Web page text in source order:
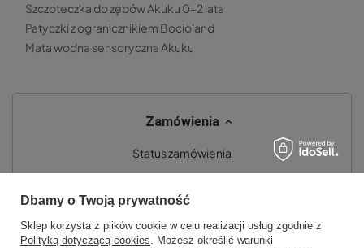
Szczoteczka do zębów Akuku 0-2 lata
Patyczki z ogranicznikiem Bocioland
Mata wodna sensoryczna Akuku
Zamówienia
Status zamówienia
Chcę zareklamować produkt
Chcę zwrócić produkt
Dbamy o Twoją prywatność
Sklep korzysta z plików cookie w celu realizacji usług zgodnie z
Polityką dotyczącą cookies. Możesz określić warunki